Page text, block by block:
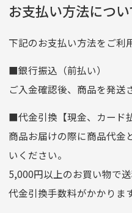
りますのでご了承ください
支店名
和歌山支店
口座種別
普通
口座番号
0255557
口座名義
株式会社
ゆ
ゆうちょ間
記号
14710
お支払い方法につい
下記のお支払い方法をご利
■銀行振込（前払い）
ご入金確認後、商品を発送
■代金引換【現金、カード
商品お届けの際に商品代金
いください。
5,000円以上のお買い物で
代金引換手数料がかかりま